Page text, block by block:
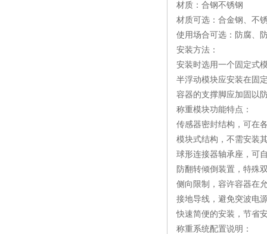
材质：合钢不锈钢
材质可选：合金钢、不
使用场合可选：防腐、
安装方法：
安装时选用一个固定式
半浮动模块应安装在固
容器的支撑脚应加固以
称重模块功能特点：
传感器密封结构，可在
模块式结构，不需安装
球形连接器轴承座，可
防翻转倾倒装置，特殊
侧向限制，容许容器在
接地导线，避免突波电
快速简便的安装，节省
称重系统配置说明：